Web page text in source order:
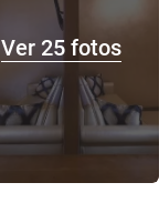
Ver 25 fotos